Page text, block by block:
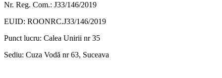
Nr. Reg. Com.: J33/146/2019
EUID: ROONRC.J33/146/2019
Punct lucru: Calea Unirii nr 35
Sediu: Cuza Vodă nr 63, Suceava